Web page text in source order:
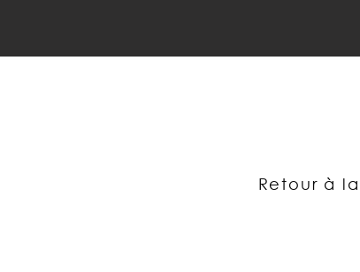
Retour à la